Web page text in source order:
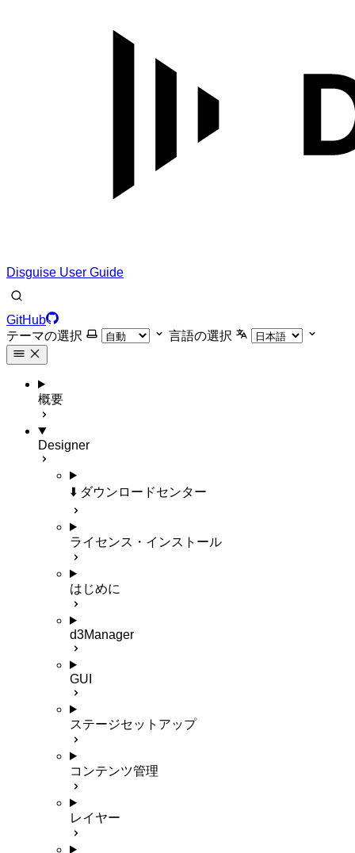
Disguise User Guide
GitHub
テーマの選択
言語の選択
概要
Designer
⬇️ ダウンロードセンター
ライセンス・インストール
はじめに
d3Manager
GUI
ステージセットアップ
コンテンツ管理
レイヤー